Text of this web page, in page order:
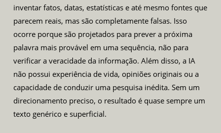
inventar fatos, datas, estatísticas e até mesmo fontes que
parecem reais, mas são completamente falsas. Isso
ocorre porque são projetados para prever a próxima
palavra mais provável em uma sequência, não para
verificar a veracidade da informação. Além disso, a IA
não possui experiência de vida, opiniões originais ou a
capacidade de conduzir uma pesquisa inédita. Sem um
direcionamento preciso, o resultado é quase sempre um
texto genérico e superficial.